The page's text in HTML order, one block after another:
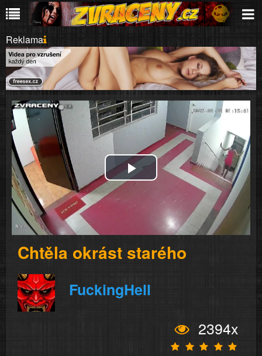
Reklama
Play
Video
Chtěla okrást starého
FuckingHell
2394x